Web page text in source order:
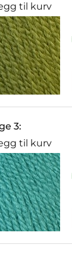
til kurv
3:
til kurv